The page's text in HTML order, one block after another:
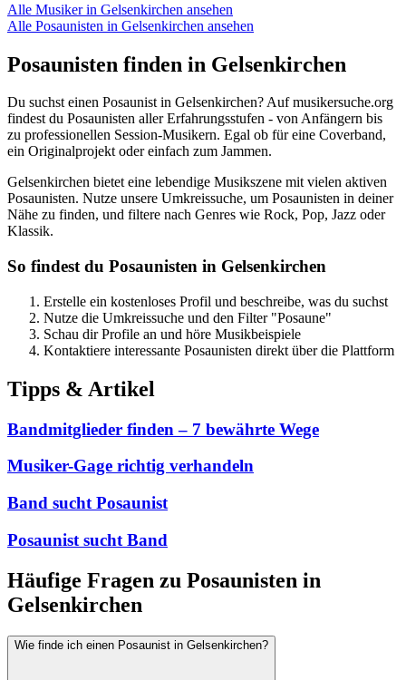
Alle Musiker in Gelsenkirchen ansehen
Alle Posaunisten in Gelsenkirchen ansehen
Posaunisten finden in Gelsenkirchen
Du suchst einen Posaunist in Gelsenkirchen? Auf musikersuche.org
findest du Posaunisten aller Erfahrungsstufen - von Anfängern bis
zu professionellen Session-Musikern. Egal ob für eine Coverband,
ein Originalprojekt oder einfach zum Jammen.
Gelsenkirchen bietet eine lebendige Musikszene mit vielen aktiven
Posaunisten. Nutze unsere Umkreissuche, um Posaunisten in deiner
Nähe zu finden, und filtere nach Genres wie Rock, Pop, Jazz oder
Klassik.
So findest du Posaunisten in Gelsenkirchen
Erstelle ein kostenloses Profil und beschreibe, was du suchst
Nutze die Umkreissuche und den Filter "Posaune"
Schau dir Profile an und höre Musikbeispiele
Kontaktiere interessante Posaunisten direkt über die Plattform
Tipps & Artikel
Bandmitglieder finden – 7 bewährte Wege
Musiker-Gage richtig verhandeln
Band sucht Posaunist
Posaunist sucht Band
Häufige Fragen zu Posaunisten in
Gelsenkirchen
Wie finde ich einen Posaunist in Gelsenkirchen?